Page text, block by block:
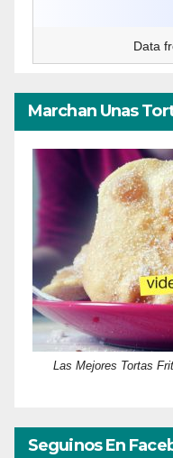
Data
Marchan Unas
Las Mejores Tortas
Seguinos En